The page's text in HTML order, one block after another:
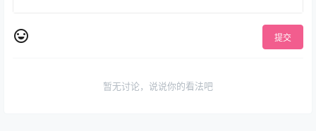
提交
暂无讨论，说说你的看法吧